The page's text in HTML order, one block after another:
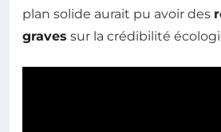
plan solide aurait pu avoir des
graves sur la crédibilité